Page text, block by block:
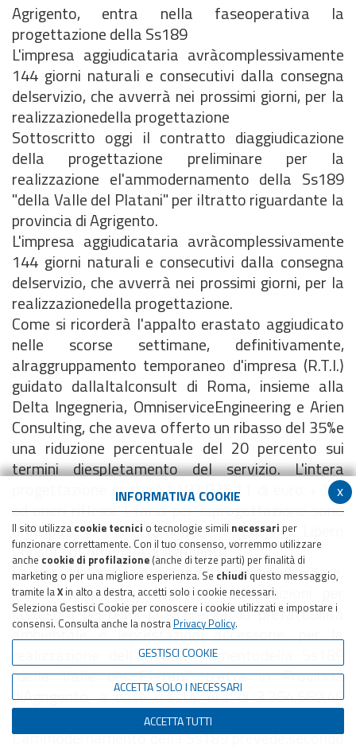
x
INFORMATIVA COOKIE
Il sito utilizza cookie tecnici o tecnologie simili necessari per
funzionare correttamente. Con il tuo consenso, vorremmo utilizzare
anche cookie di profilazione (anche di terze parti) per finalità di
marketing o per una migliore esperienza. Se chiudi questo messaggio,
tramite laX in alto a destra, accetti solo i cookie necessari.
Seleziona Gestisci Cookie per conoscere i cookie utilizzati e impostare i
consensi. Consulta anche la nostra Privacy Policy.
GESTISCI COOKIE
ACCETTA SOLO I NECESSARI
ACCETTA TUTTI
Agrigento, entra nella faseoperativa la
progettazione della Ss189
L'impresa aggiudicataria avràcomplessivamente
144 giorni naturali e consecutivi dalla consegna
delservizio, che avverrà nei prossimi giorni, per la
realizzazionedella progettazione
Sottoscritto oggi il contratto diaggiudicazione
della progettazione preliminare per la
realizzazione el'ammodernamento della Ss189
"della Valle del Platani" per iltratto riguardante la
provincia di Agrigento.
L'impresa aggiudicataria avràcomplessivamente
144 giorni naturali e consecutivi dalla consegna
delservizio, che avverrà nei prossimi giorni, per la
realizzazionedella progettazione.
Come si ricorderà l'appalto erastato aggiudicato
nelle scorse settimane, definitivamente,
alraggruppamento temporaneo d'impresa (R.T.I.)
guidato dallaItalconsult di Roma, insieme alla
Delta Ingegneria, OmniserviceEngineering e Arien
Consulting, che aveva offerto un ribasso del 35%e
una riduzione percentuale del 20 percento sui
termini diespletamento del servizio. L'intera
progettazione costerà2.187.035,11 di euro + Iva
ed oneri riflessi. I fondi per laprogettazione sono
anticipati direttamente dal Libero
ConsorzioComunale di Agrigento.
La gara del servizio di progettazionepreliminare,
incluse le prime indicazioni e disposizioni per
lastesura dei piani di sicurezza, la prefattibilità
ambientale e leprestazioni accessorie, per la
realizzazione dell'ammodernamentodella Ss189
"della Valle del Platani" tratta in Provincia
diAgrigento, a base d'asta, era di 3.364.669,40
euro, escluso IVA edoneri riflessi.
L'ammodernamento della Ss189 prevede,secondo